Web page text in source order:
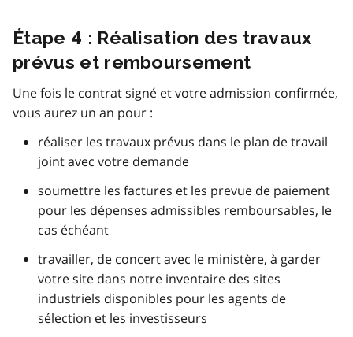
Étape 4 : Réalisation des travaux
prévus et remboursement
Une fois le contrat signé et votre admission confirmée,
vous aurez un an pour :
réaliser les travaux prévus dans le plan de travail
joint avec votre demande
soumettre les factures et les prevue de paiement
pour les dépenses admissibles remboursables, le
cas échéant
travailler, de concert avec le ministère, à garder
votre site dans notre inventaire des sites
industriels disponibles pour les agents de
sélection et les investisseurs